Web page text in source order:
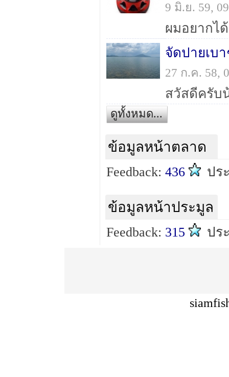
9 มิ.ย. 59,
27 ก.ค. 58,
ดูทั้งหมด...
ข้อมูลหน้าตลาด
Feedback: 436 ปร
ข้อมูลหน้าประมูล
Feedback: 315 ปร